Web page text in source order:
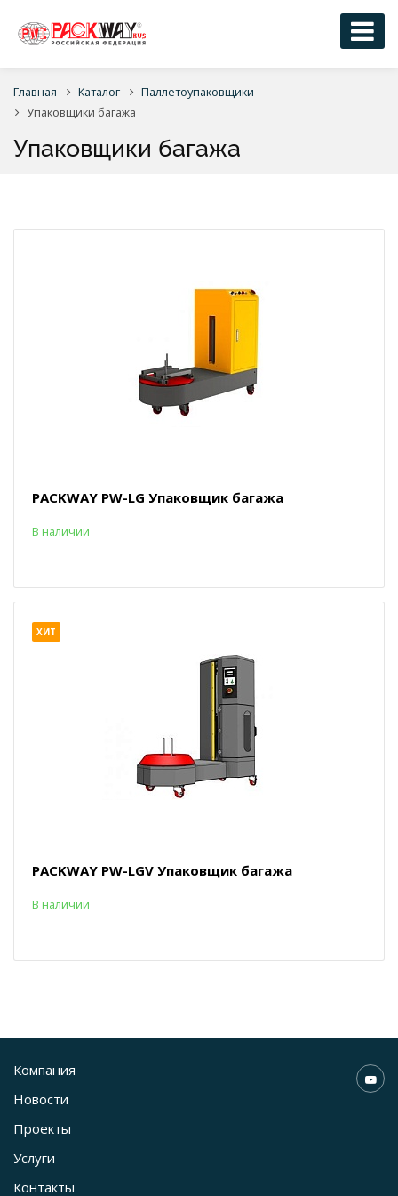
Главная Каталог
Паллетоупаковщики
Упаковщики багажа
Упаковщики багажа
PACKWAY PW-LG Упаковщик багажа
В наличии
PACKWAY PW-LGV Упаковщик багажа
В наличии
ХИТ
Компания
Новости
Проекты
Услуги
Контакты